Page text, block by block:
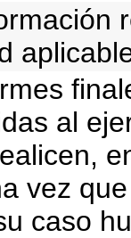
al
vez
caso